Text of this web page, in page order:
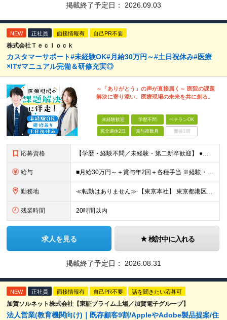
掲載終了予定日： 2026.09.03
NEW 正社員 面接情報有 自己PR不要
株式会社Ｔｅｃｌｏｃｋ
カスタマーサポート#未経験OK#月給30万円～#土日祝休み#医療
×IT#マニュアル完備＆研修充実◎
～「ありがとう」の声が直接届く～ 医院の課題
解決に寄り添い、医療現場の未来を共に創る。
未経験歓迎 学歴不問 ベテランOK
完全週休2日 賞与複数月 面接1回
応募資格 【学歴・経験不問／未経験・第二新卒歓迎】 ●基本的なPCスキルをお持ちの方 ●相手の立場に立って考え、困っている人をサポートしたい方 ～こんな方にぴったりです～ ・人と話すことが好きな方 ・相手の立
給与 ■月給30万円～＋賞与年2回＋各種手当 ※経験・スキルに応じて決定します。 ※45時間分の固定残業代（78,000円～）を含みます。超過分は全額支給します。 ※試用期間3～6ヶ月／給与と待遇変更なし
勤務地 ≪転勤はありません≫ 【東京本社】 東京都港区芝1-9-3 芝マツラビル4F (変更の範囲)上記を除く当社関連勤務地
残業時間 20時間以内
求人を見る 検討中に入れる
掲載終了予定日： 2026.08.31
NEW 正社員 面接情報有 自己PR不要 話を聞きたい応募可
加賀ソルネット株式会社【東証プライム上場／加賀電子グループ】
法人営業(教育機関向け)｜既存顧客9割/AppleやAdobe製品提案/住